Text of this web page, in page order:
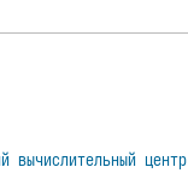
вычислительный центр